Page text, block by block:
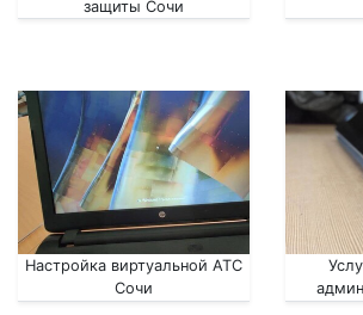
защиты Сочи
Настройка виртуальной АТС
Сочи